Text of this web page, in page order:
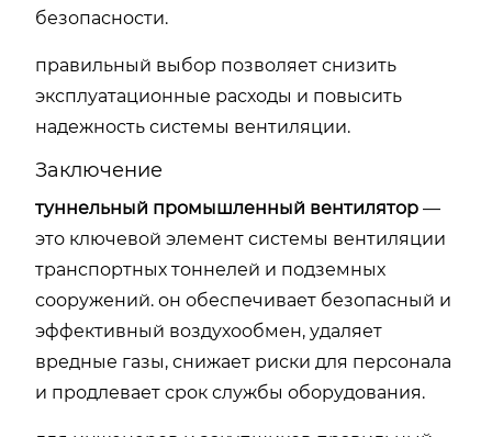
безопасности.
правильный выбор позволяет снизить
эксплуатационные расходы и повысить
надежность системы вентиляции.
Заключение
туннельный промышленный вентилятор —
это ключевой элемент системы вентиляции
транспортных тоннелей и подземных
сооружений. он обеспечивает безопасный и
эффективный воздухообмен, удаляет
вредные газы, снижает риски для персонала
и продлевает срок службы оборудования.